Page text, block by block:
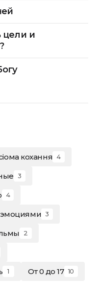
цели и
кохання 4
3
4
3
2
1 От 0 до 17 10